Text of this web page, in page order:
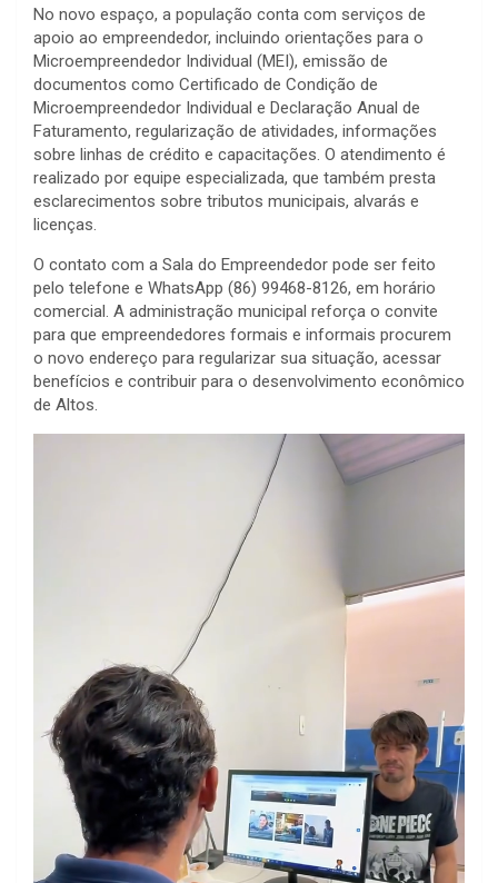
No novo espaço, a população conta com serviços de
apoio ao empreendedor, incluindo orientações para o
Microempreendedor Individual (MEI), emissão de
documentos como Certificado de Condição de
Microempreendedor Individual e Declaração Anual de
Faturamento, regularização de atividades, informações
sobre linhas de crédito e capacitações. O atendimento é
realizado por equipe especializada, que também presta
esclarecimentos sobre tributos municipais, alvarás e
licenças.
O contato com a Sala do Empreendedor pode ser feito
pelo telefone e WhatsApp (86) 99468-8126, em horário
comercial. A administração municipal reforça o convite
para que empreendedores formais e informais procurem
o novo endereço para regularizar sua situação, acessar
benefícios e contribuir para o desenvolvimento econômico
de Altos.